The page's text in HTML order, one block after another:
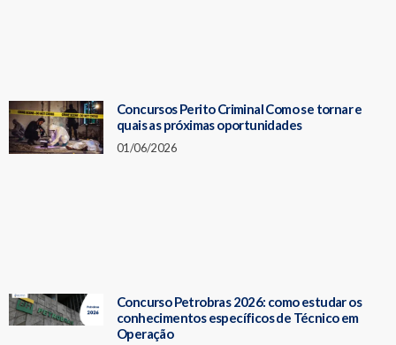
Concursos Perito Criminal Como se tornar e
quais as próximas oportunidades
01/06/2026
Concurso Petrobras 2026: como estudar os
conhecimentos específicos de Técnico em
Operação